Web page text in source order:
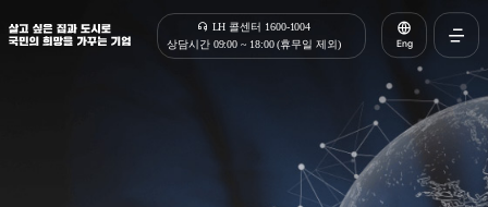
살고 싶은 집과 도시로 국민의 희망을 가꾸는 기업 | 한국토지주택공사
LH 콜센터 1600-1004
상담시간 09:00 ~ 18:00 (휴무일 제외)
Eng
전체
열기